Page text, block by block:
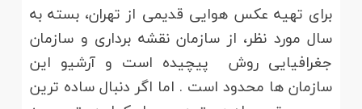
برای تهیه عکس هوایی قدیمی از تهران، بسته به
سال مورد نظر، از سازمان نقشه برداری و سازمان
جغرافیایی روش پیچیده است و آرشیو این
سازمان ها محدود است . اما اگر دنبال ساده ترین